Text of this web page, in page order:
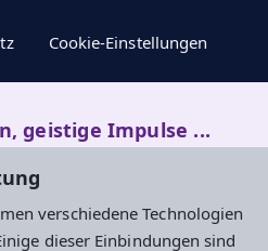
verschiedene Technologien
dieser Einbindungen sind
Cookie-Einstellungen
geistige Impulse ...